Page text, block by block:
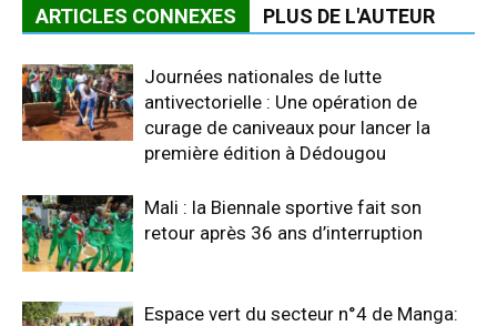
ARTICLES CONNEXES PLUS DE L'AUTEUR
Journées nationales de lutte
antivectorielle : Une opération de
curage de caniveaux pour lancer la
première édition à Dédougou
Mali : la Biennale sportive fait son
retour après 36 ans d’interruption
Espace vert du secteur n°4 de Manga: